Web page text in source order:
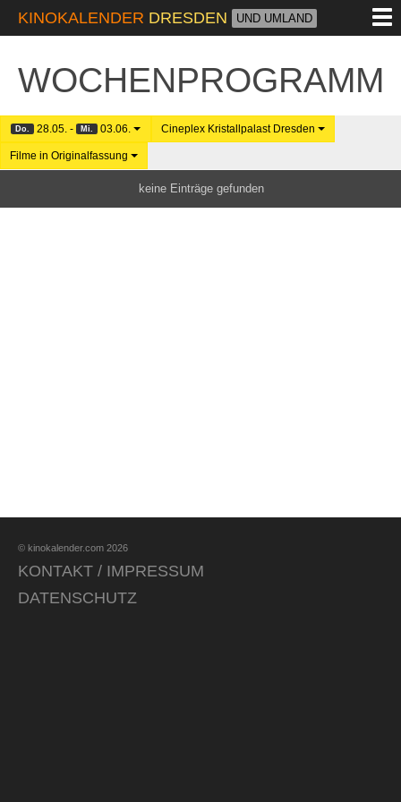
KINOKALENDER DRESDEN UND UMLAND
WOCHENPROGRAMM
Do. 28.05. - Mi. 03.06. Cineplex Kristallpalast Dresden
Filme in Originalfassung
keine Einträge gefunden
© kinokalender.com 2026
KONTAKT / IMPRESSUM
DATENSCHUTZ